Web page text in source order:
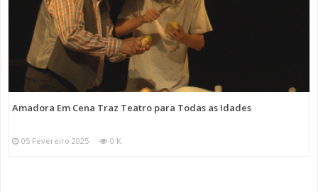
Amadora Em Cena Traz Teatro para Todas as Idades
05 Fevereiro 2025 0 K